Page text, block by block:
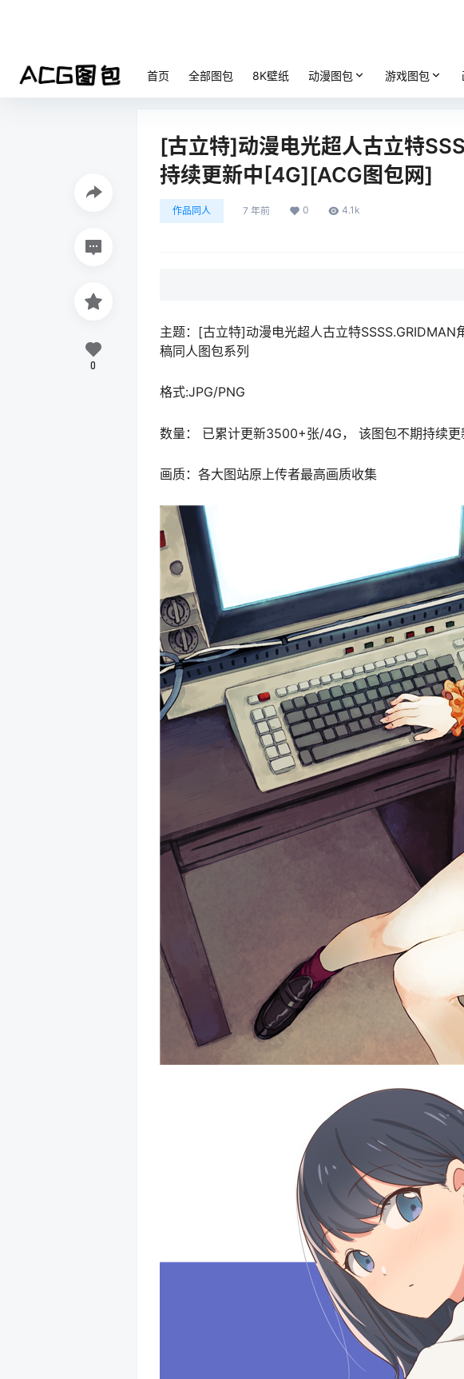
首页 全部图包 8K壁纸 动漫图包 游戏图包
[古立特]动漫电光超人古立特
持续更新中[4G][ACG图包网]
作品同人 7 年前 0 4.1k
主题：[古立特]动漫电光超人古立特
稿同人图包系列
格式:JPG/PNG
数量： 已累计更新3500+张/4G， 该图包不期持续
画质：各大图站原上传者最高画质收集
0